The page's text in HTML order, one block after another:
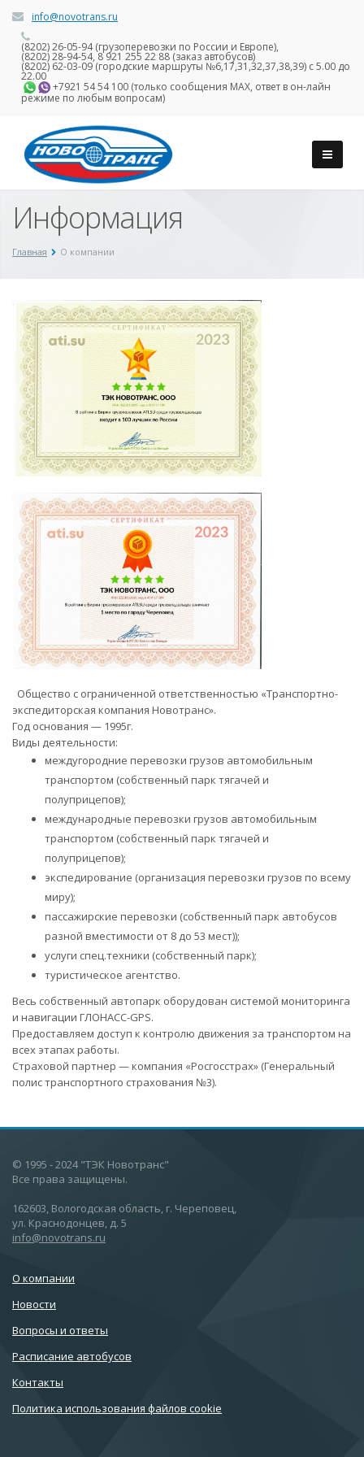
info@novotrans.ru
(8202) 26-05-94 (грузоперевозки по России и Европе),
(8202) 28-94-54, 8 921 255 22 88 (заказ автобусов)
(8202) 62-03-09 (городские маршруты №6,17,31,32,37,38,39) с 5.00 до
22.00
+7921 54 54 100 (только сообщения MAX, ответ в он-лайн
режиме по любым вопросам)
Информация
Главная О компании
Общество с ограниченной ответственностью «Транспортно-
экспедиторская компания Новотранс».
Год основания — 1995г.
Виды деятельности:
междугородние перевозки грузов автомобильным
транспортом (собственный парк тягачей и
полуприцепов);
международные перевозки грузов автомобильным
транспортом (собственный парк тягачей и
полуприцепов);
экспедирование (организация перевозки грузов по всему
миру);
пассажирские перевозки (собственный парк автобусов
разной вместимости от 8 до 53 мест));
услуги спец.техники (cобственный парк);
туристическое агентство.
Весь собственный автопарк оборудован системой мониторинга
и навигации ГЛОНАСС-GPS.
Предоставляем доступ к контролю движения за транспортом на
всех этапах работы.
Страховой партнер — компания «Росгосстрах» (Генеральный
полис транспортного страхования №3).
© 1995 - 2024 "ТЭК Новотранс"
Все права защищены.
162603, Вологодская область, г. Череповец,
ул. Краснодонцев, д. 5
info@novotrans.ru
О компании
Новости
Вопросы и ответы
Расписание автобусов
Контакты
Политика использования файлов cookie